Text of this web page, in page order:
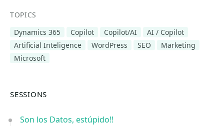
TOPICS
Dynamics 365
Copilot Copilot/AI
AI / Copilot
Artificial Inteligence
WordPress SEO
Marketing
Microsoft
SESSIONS
Son los Datos, estúpido!!